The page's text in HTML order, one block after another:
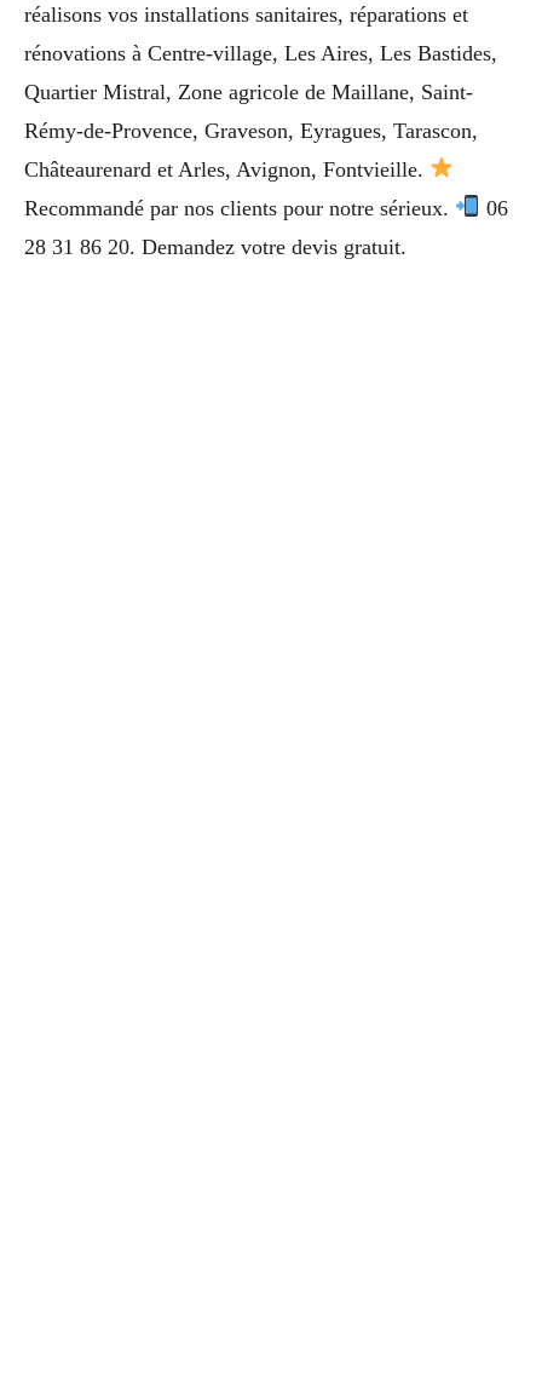
réalisons vos installations sanitaires, réparations et
rénovations à Centre-village, Les Aires, Les Bastides,
Quartier Mistral, Zone agricole de Maillane, Saint-
Rémy-de-Provence, Graveson, Eyragues, Tarascon,
Châteaurenard et Arles, Avignon, Fontvieille.
Recommandé par nos clients pour notre sérieux.
06
28 31 86 20. Demandez votre devis gratuit.